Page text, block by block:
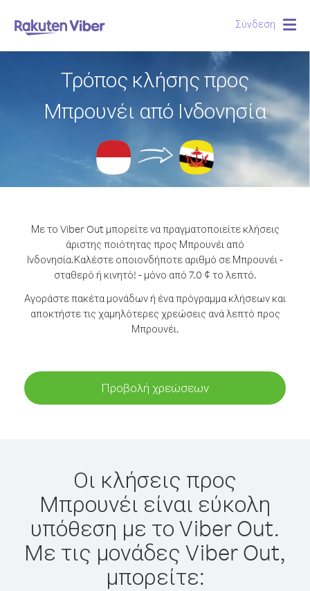
Σύνδεση
Τρόπος κλήσης προς
Μπρουνέι από Ινδονησία
Με το Viber Out μπορείτε να πραγματοποιείτε κλήσεις
άριστης ποιότητας προς Μπρουνέι από
Ινδονησία.Καλέστε οποιονδήποτε αριθμό σε Μπρουνέι -
σταθερό ή κινητό! - μόνο από 7.0 ¢ το λεπτό.
Αγοράστε πακέτα μονάδων ή ένα πρόγραμμα κλήσεων και
αποκτήστε τις χαμηλότερες χρεώσεις ανά λεπτό προς
Μπρουνέι.
Προβολή χρεώσεων
Οι κλήσεις προς
Μπρουνέι είναι εύκολη
υπόθεση με το Viber Out.
Με τις μονάδες Viber Out,
μπορείτε: